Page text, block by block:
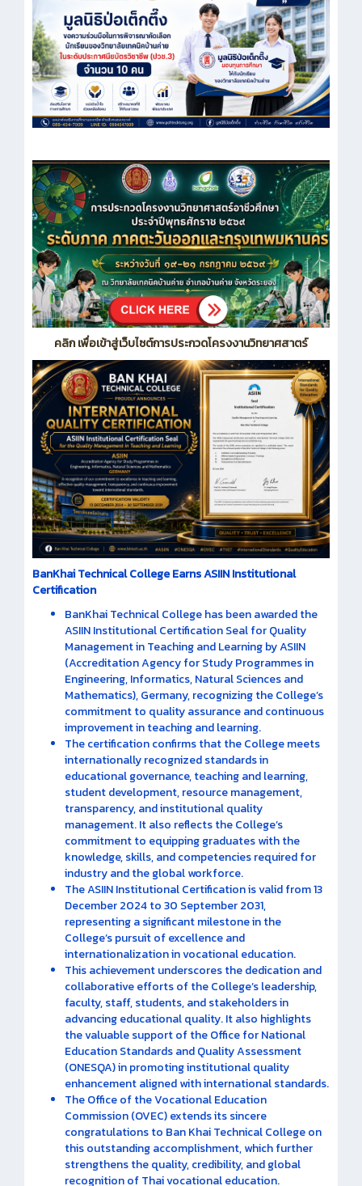
คลิก เพื่อเข้าสู่เว็บไซต์การประกวดโครงงานวิทยาศสาตร์
BanKhai Technical College Earns ASIIN Institutional
Certification
BanKhai Technical College has been awarded the
ASIIN Institutional Certification Seal for Quality
Management in Teaching and Learning by ASIIN
(Accreditation Agency for Study Programmes in
Engineering, Informatics, Natural Sciences and
Mathematics), Germany, recognizing the College’s
commitment to quality assurance and continuous
improvement in teaching and learning.
The certification confirms that the College meets
internationally recognized standards in
educational governance, teaching and learning,
student development, resource management,
transparency, and institutional quality
management. It also reflects the College’s
commitment to equipping graduates with the
knowledge, skills, and competencies required for
industry and the global workforce.
The ASIIN Institutional Certification is valid from 13
December 2024 to 30 September 2031,
representing a significant milestone in the
College’s pursuit of excellence and
internationalization in vocational education.
This achievement underscores the dedication and
collaborative efforts of the College’s leadership,
faculty, staff, students, and stakeholders in
advancing educational quality. It also highlights
the valuable support of the Office for National
Education Standards and Quality Assessment
(ONESQA) in promoting institutional quality
enhancement aligned with international standards.
The Office of the Vocational Education
Commission (OVEC) extends its sincere
congratulations to Ban Khai Technical College on
this outstanding accomplishment, which further
strengthens the quality, credibility, and global
recognition of Thai vocational education.